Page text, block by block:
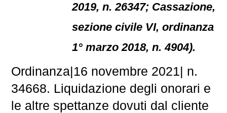
2019, n. 26347; Cassazione,
sezione civile VI, ordinanza
1° marzo 2018, n. 4904).
Ordinanza|16 novembre 2021| n.
34668. Liquidazione degli onorari e
le altre spettanze dovuti dal cliente